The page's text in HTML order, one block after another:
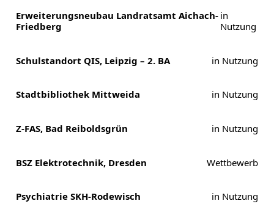
Erweiterungsneubau Landratsamt Aichach-
Friedberg
in
Nutzung
Schulstandort QIS, Leipzig – 2. BA in Nutzung
Stadtbibliothek Mittweida in Nutzung
Z-FAS, Bad Reiboldsgrün in Nutzung
BSZ Elektrotechnik, Dresden Wettbewerb
Psychiatrie SKH-Rodewisch in Nutzung